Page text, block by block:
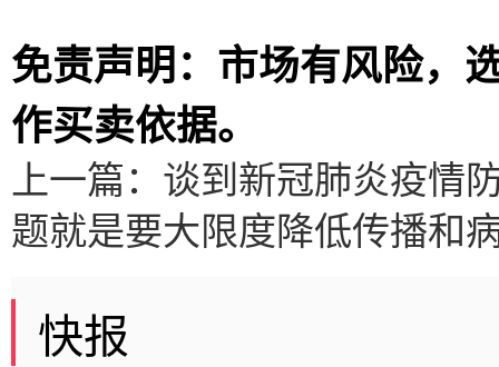
免责声明：市场有风险，
作买卖依据。
上一篇： 谈到新冠肺炎疫情
题就是要大限度降低传播和
快报